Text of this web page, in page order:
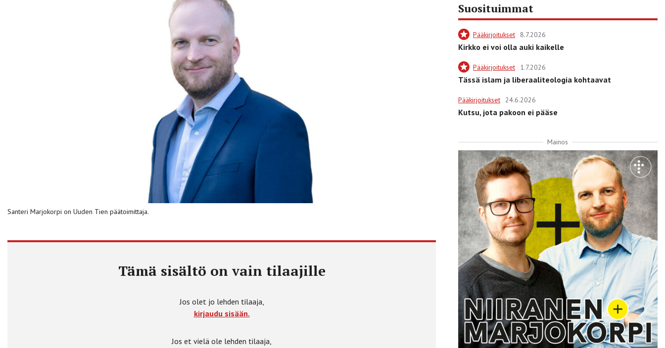
Santeri Marjokorpi on Uuden Tien päätoimittaja.
Tämä sisältö on vain tilaajille
Jos olet jo lehden tilaaja,
kirjaudu sisään.
Jos et vielä ole lehden tilaaja,
Suosituimmat
Pääkirjoitukset 8.7.2026
Kirkko ei voi olla auki kaikelle
Pääkirjoitukset 1.7.2026
Tässä islam ja liberaaliteologia kohtaavat
Pääkirjoitukset 24.6.2026
Kutsu, jota pakoon ei pääse
Mainos